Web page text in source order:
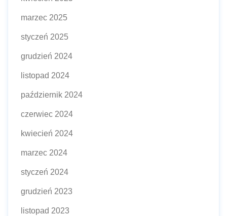
marzec 2025
styczeń 2025
grudzień 2024
listopad 2024
październik 2024
czerwiec 2024
kwiecień 2024
marzec 2024
styczeń 2024
grudzień 2023
listopad 2023